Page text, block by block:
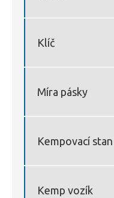
Klíč
Míra pásky
Kempovací stan
Kemp vozík